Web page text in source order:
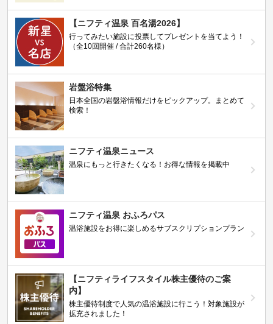
【ニフティ温泉 百名湯2026】
行ってみたい施設に投票してプレゼントを当てよう！
（全10回開催 / 合計260名様）
岩盤浴特集
日本全国の岩盤浴情報だけをピックアップ。まとめて
検索！
ニフティ温泉ニュース
温泉にもっと行きたくなる！お得な情報を掲載中
ニフティ温泉 おふろパス
温浴施設をお得に楽しめるサブスクリプションプラン
【ニフティライフスタイル株主優待のご案
内】
株主優待制度で人気の温浴施設に行こう！対象施設が
拡充されました！